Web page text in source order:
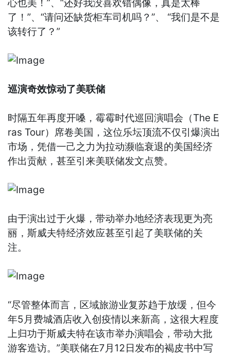
心也美！”、“还好我没喜欢错偶像，真是太棒
了！”、“请问还缺货柜车司机吗？”、 “我们是不是
该转行了？”
巡演奇效惊动了美联储
时隔五年再度开嗓，霉霉时代巡回演唱会（The E
ras Tour）席卷美国，这位乐坛顶流不仅引爆演出
市场，凭借一己之力为拉动濒临衰退的美国经济
作出贡献，甚至引来美联储发文点赞。
由于演出过于火爆，带动举办地经济表现更为亮
丽，斯威夫特经济效应甚至引起了美联储的关
注。
“尽管整体而言，区域旅游业复苏趋于放缓，但今
年5月费城酒店收入创疫情以来新高，这很大程度
上归功于斯威夫特在该市举办演唱会，带动大批
游客造访。”美联储在7月12日发布的褐皮书中写